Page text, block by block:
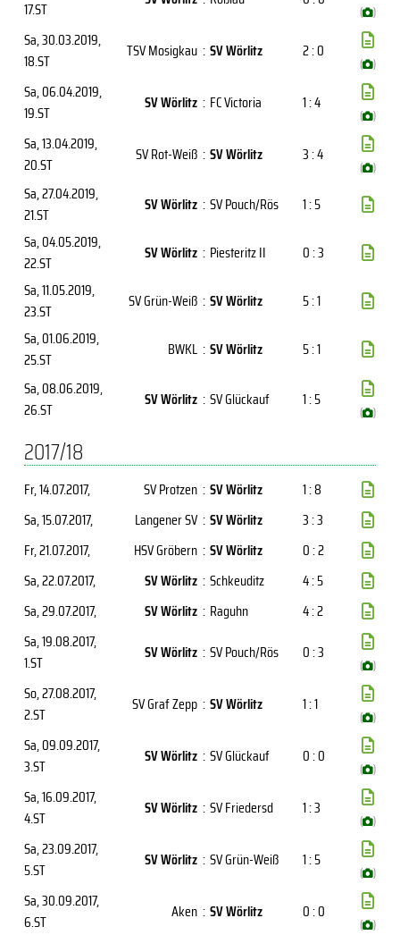
17.ST
( )
Sa, 30.03.2019,
18.ST
TSV Mosigkau : SV Wörlitz 2 : 0
( )
Sa, 06.04.2019,
19.ST
SV Wörlitz : FC Victoria 1 : 4
( )
Sa, 13.04.2019,
20.ST
SV Rot-Weiß : SV Wörlitz 3 : 4
( )
Sa, 27.04.2019,
21.ST
SV Wörlitz : SV Pouch/Rös
1 : 5
Sa, 04.05.2019,
22.ST
SV Wörlitz : Piesteritz II
0 : 3
Sa, 11.05.2019,
23.ST
SV Grün-Weiß : SV Wörlitz
5 : 1
Sa, 01.06.2019,
25.ST
BWKL : SV Wörlitz
5 : 1
Sa, 08.06.2019,
26.ST
SV Wörlitz : SV Glückauf 1 : 5
( )
2017/18
Fr, 14.07.2017, SV Protzen : SV Wörlitz
1 : 8
Sa, 15.07.2017, Langener SV : SV Wörlitz
3 : 3
Fr, 21.07.2017, HSV Gröbern : SV Wörlitz
0 : 2
Sa, 22.07.2017, SV Wörlitz : Schkeuditz
4 : 5
Sa, 29.07.2017, SV Wörlitz : Raguhn
4 : 2
Sa, 19.08.2017,
1.ST
SV Wörlitz : SV Pouch/Rös 0 : 3
( )
So, 27.08.2017,
2.ST
SV Graf Zepp : SV Wörlitz 1 : 1
( )
Sa, 09.09.2017,
3.ST
SV Wörlitz : SV Glückauf 0 : 0
( )
Sa, 16.09.2017,
4.ST
SV Wörlitz : SV Friedersd 1 : 3
( )
Sa, 23.09.2017,
5.ST
SV Wörlitz : SV Grün-Weiß 1 : 5
( )
Sa, 30.09.2017,
6.ST
Aken : SV Wörlitz 0 : 0
( )